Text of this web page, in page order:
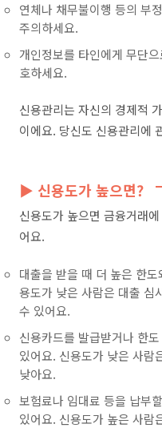
연체나 채무불이행 등의 부
주의하세요.
개인정보를 타인에게 무단
호하세요.
신용관리는 자신의 경제적
이에요. 당신도 신용관리에
▶ 신용도가 높으면?
신용도가 높으면 금융거래
어요.
대출을 받을 때 더 높은 한
용도가 낮은 사람은 대출 심
수 있어요.
신용카드를 발급받거나 한
있어요. 신용도가 낮은 사람
낮아요.
보험료나 임대료 등을 납부
있어요. 신용도가 높은 사람